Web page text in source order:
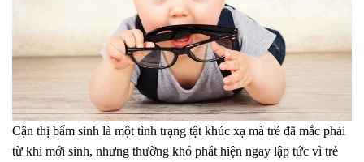
Cận thị bẩm sinh là một tình trạng tật khúc xạ mà trẻ đã mắc phải
từ khi mới sinh, nhưng thường khó phát hiện ngay lập tức vì trẻ